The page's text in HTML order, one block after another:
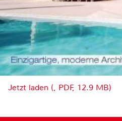
Jetzt laden (, PDF, 12.9 MB)